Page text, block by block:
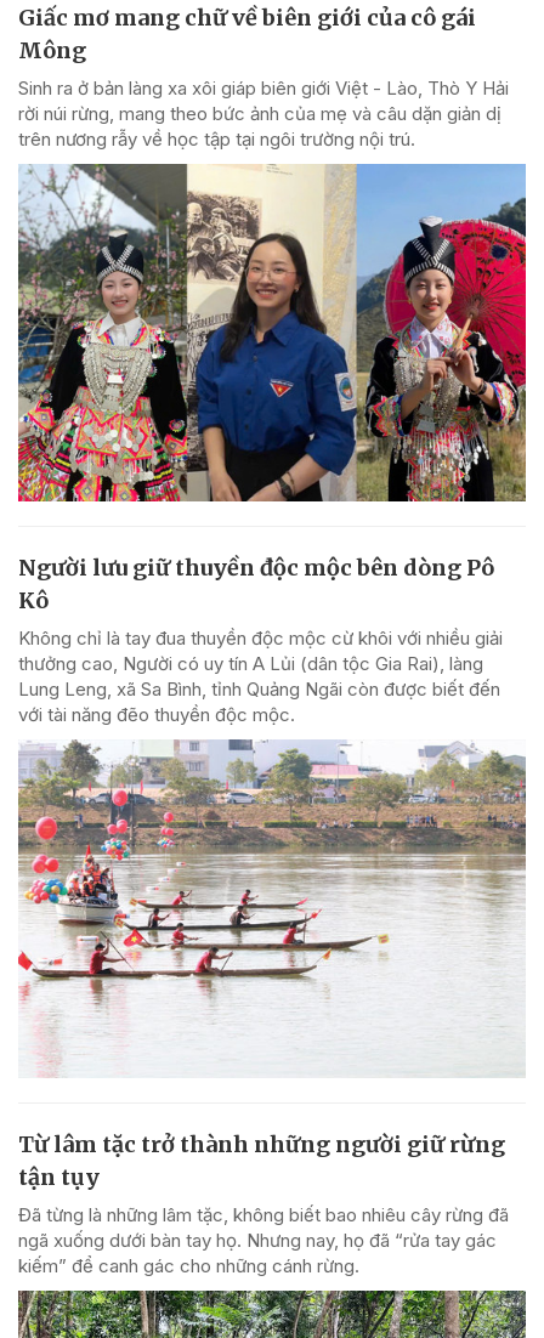
Giấc mơ mang chữ về biên giới của cô gái
Mông
Sinh ra ở bản làng xa xôi giáp biên giới Việt - Lào, Thò Y Hải
rời núi rừng, mang theo bức ảnh của mẹ và câu dặn giản dị
trên nương rẫy về học tập tại ngôi trường nội trú.
Người lưu giữ thuyền độc mộc bên dòng Pô
Kô
Không chỉ là tay đua thuyền độc mộc cừ khôi với nhiều giải
thưởng cao, Người có uy tín A Lủi (dân tộc Gia Rai), làng
Lung Leng, xã Sa Bình, tỉnh Quảng Ngãi còn được biết đến
với tài năng đẽo thuyền độc mộc.
Từ lâm tặc trở thành những người giữ rừng
tận tụy
Đã từng là những lâm tặc, không biết bao nhiêu cây rừng đã
ngã xuống dưới bàn tay họ. Nhưng nay, họ đã “rửa tay gác
kiếm” để canh gác cho những cánh rừng.